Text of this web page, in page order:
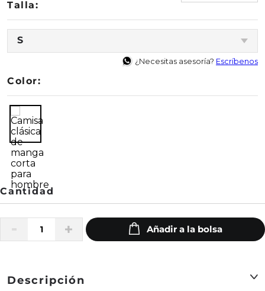
S
¿Necesitas asesoría? Escríbenos
Color:
Descripción